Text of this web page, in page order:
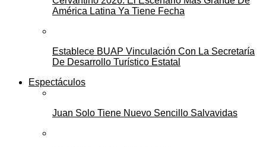
América Latina Ya Tiene Fecha
Establece BUAP Vinculación Con La Secretaría
De Desarrollo Turístico Estatal
Espectáculos
Juan Solo Tiene Nuevo Sencillo Salvavidas